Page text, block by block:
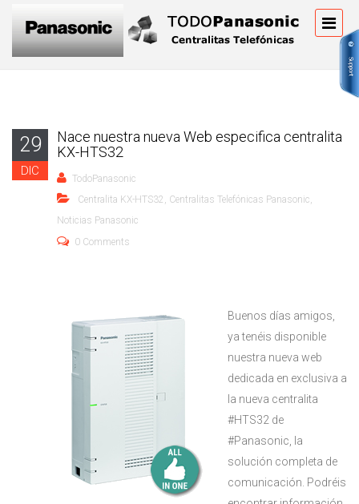
29
DIC
Nace nuestra nueva Web especifica centralita
KX-HTS32
TodoPanasonic
Centralita KX-HTS32 , Centralitas Telefónicas Panasonic,
Noticias Panasonic
0 Comments
Buenos días amigos,
ya tenéis disponible
nuestra nueva web
dedicada en exclusiva a
la nueva centralita
#HTS32 de
#Panasonic, la
solución completa de
comunicación. Podréis